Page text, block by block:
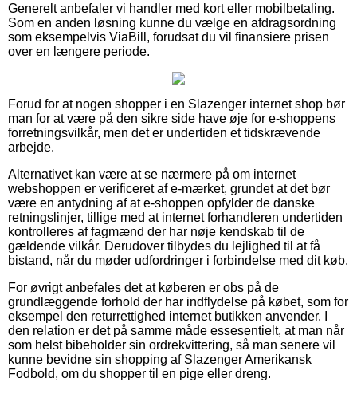
Generelt anbefaler vi handler med kort eller mobilbetaling.
Som en anden løsning kunne du vælge en afdragsordning
som eksempelvis ViaBill, forudsat du vil finansiere prisen
over en længere periode.
Forud for at nogen shopper i en Slazenger internet shop bør
man for at være på den sikre side have øje for e-shoppens
forretningsvilkår, men det er undertiden et tidskrævende
arbejde.
Alternativet kan være at se nærmere på om internet
webshoppen er verificeret af e-mærket, grundet at det bør
være en antydning af at e-shoppen opfylder de danske
retningslinjer, tillige med at internet forhandleren undertiden
kontrolleres af fagmænd der har nøje kendskab til de
gældende vilkår. Derudover tilbydes du lejlighed til at få
bistand, når du møder udfordringer i forbindelse med dit køb.
For øvrigt anbefales det at køberen er obs på de
grundlæggende forhold der har indflydelse på købet, som for
eksempel den returrettighed internet butikken anvender. I
den relation er det på samme måde essesentielt, at man når
som helst bibeholder sin ordrekvittering, så man senere vil
kunne bevidne sin shopping af Slazenger Amerikansk
Fodbold, om du shopper til en pige eller dreng.